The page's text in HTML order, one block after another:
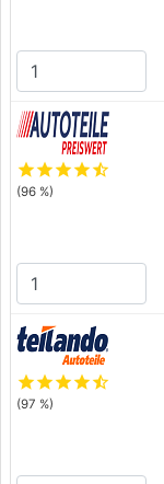
starstarstarstarstar_half
(96 %)
starstarstarstarstar_half
(97 %)